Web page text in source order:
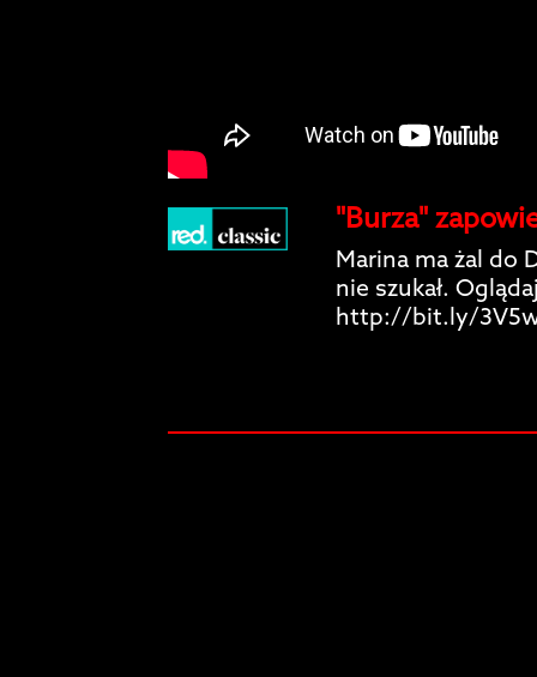
"Burza"
Marina ma żal do
nie szukał.
http://bit.ly/